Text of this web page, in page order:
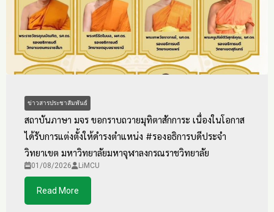
ข่าวสารประชาสัมพันธ์
สถาบันภาษา มจร ขอกราบถวายมุทิตาสักการะ เนื่องในโอกาส
ได้รับการแต่งตั้งให้ดำรงตำแหน่ง #รองอธิการบดีประจำ
วิทยาเขต มหาวิทยาลัยมหาจุฬาลงกรณราชวิทยาลัย
01/08/2026 LiMCU
Read More